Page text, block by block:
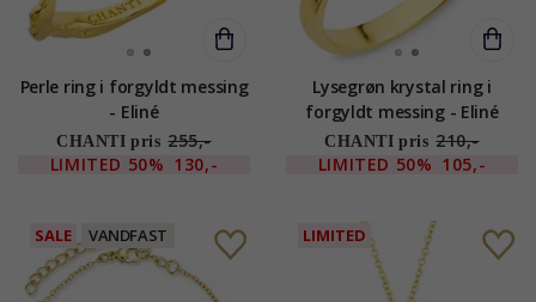
Perle ring i forgyldt messing
- Eliné
CHANTI pris 255,-
LIMITED 50% 130,-
Lysegrøn krystal ring i
forgyldt messing - Eliné
CHANTI pris 210,-
LIMITED 50% 105,-
SALE VANDFAST LIMITED